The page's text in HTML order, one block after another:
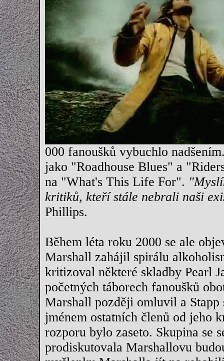
000 fanoušků vybuchlo
jako "Roadhouse Blues" a
na "What's This Life For".
kritiků, kteří stále nebrali naši
Phillips.
Během léta roku 2000 se ale
Marshall zahájil spirálu
kritizoval některé skladby Pearl
početných táborech fanoušků
Marshall později omluvil a Stapp
jménem ostatních členů od jeho
rozporu bylo zaseto. Skupina se
prodiskutovala Marshallovu